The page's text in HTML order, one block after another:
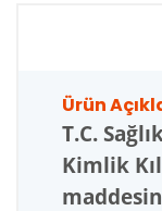
Ürün
T.C.
Kimlik